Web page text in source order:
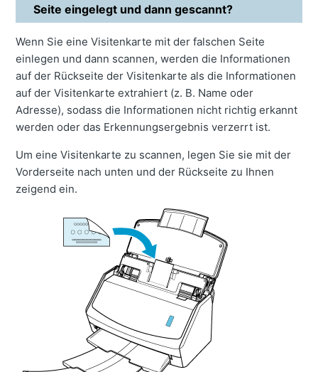
Seite eingelegt und dann gescannt?
Wenn Sie eine Visitenkarte mit der falschen Seite
einlegen und dann scannen, werden die Informationen
auf der Rückseite der Visitenkarte als die Informationen
auf der Visitenkarte extrahiert (z. B. Name oder
Adresse), sodass die Informationen nicht richtig erkannt
werden oder das Erkennungsergebnis verzerrt ist.
Um eine Visitenkarte zu scannen, legen Sie sie mit der
Vorderseite nach unten und der Rückseite zu Ihnen
zeigend ein.